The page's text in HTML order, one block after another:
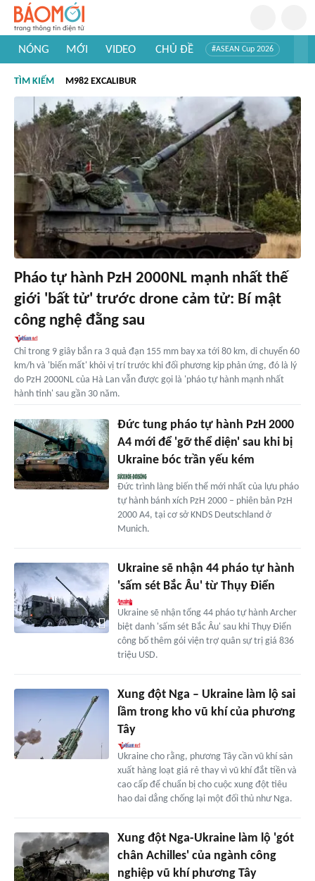
NÓNG MỚI VIDEO CHỦ ĐỀ #ASEAN Cup 2026
#Khám phá thế giới
TÌM KIẾM M982 EXCALIBUR
Pháo tự hành PzH 2000NL mạnh nhất thế
giới 'bất tử' trước drone cảm tử: Bí mật
công nghệ đằng sau
Chỉ trong 9 giây bắn ra 3 quả đạn 155 mm bay xa tới 80 km, di chuyển 60
km/h và 'biến mất' khỏi vị trí trước khi đối phương kịp phản ứng, đó là lý
do PzH 2000NL của Hà Lan vẫn được gọi là 'pháo tự hành mạnh nhất
hành tinh' sau gần 30 năm.
Đức tung pháo tự hành PzH 2000
A4 mới để 'gỡ thể diện' sau khi bị
Ukraine bóc trần yếu kém
Đức trình làng biến thể mới nhất của lựu pháo
tự hành bánh xích PzH 2000 – phiên bản PzH
2000 A4, tại cơ sở KNDS Deutschland ở
Munich.
Ukraine sẽ nhận 44 pháo tự hành
'sấm sét Bắc Âu' từ Thụy Điển
Ukraine sẽ nhận tổng 44 pháo tự hành Archer
biệt danh 'sấm sét Bắc Âu' sau khi Thụy Điển
công bố thêm gói viện trợ quân sự trị giá 836
triệu USD.
Xung đột Nga – Ukraine làm lộ sai
lầm trong kho vũ khí của phương
Tây
Ukraine cho rằng, phương Tây cần vũ khí sản
xuất hàng loạt giá rẻ thay vì vũ khí đắt tiền và
cao cấp để chuẩn bị cho cuộc xung đột tiêu
hao dai dẳng chống lại một đối thủ như Nga.
Xung đột Nga-Ukraine làm lộ 'gót
chân Achilles' của ngành công
nghiệp vũ khí phương Tây